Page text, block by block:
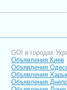
GO! в городах
Объявления Киев
Объявления
Объявления
Объявления